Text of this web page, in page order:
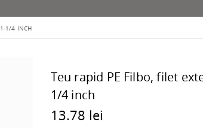
1/4 INCH
Teu rapid PE Filbo, filet
1/4 inch
13.78 lei